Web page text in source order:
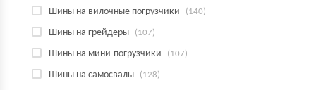
Шины на вилочные погрузчики (140)
Шины на грейдеры (107)
Шины на мини-погрузчики (107)
Шины на самосвалы (128)